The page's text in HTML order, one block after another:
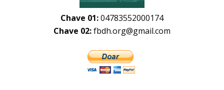
Chave 01:04783552000174
Chave 02:fbdh.org@gmail.com